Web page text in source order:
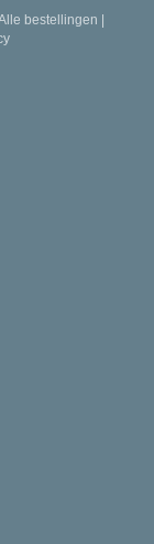
bestellingen |